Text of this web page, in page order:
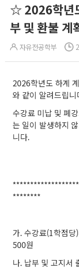
☆ 2026학년
부 및 환불 계
자유전공학부
2026학년도 하계
와 같이 알려드립니
수강료 미납 및 폐
는 일이 발생하지
니다.
********
가. 수강료(1학점
500원
나. 납부 및 고지서